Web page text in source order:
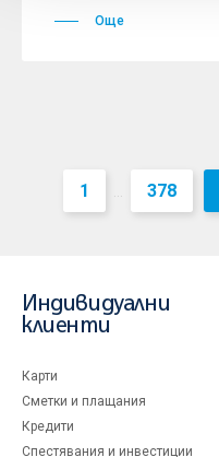
Още
1 ... 378
Индивидуални
клиенти
Карти
Сметки и плащания
Кредити
Спестявания и инвестиции